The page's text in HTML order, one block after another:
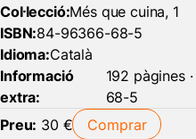
Col·lecció:Més que cuina, 1
ISBN:84-96366-68-5
Idioma:Català
Informació
extra:
192 pàgines
68-5
Preu: 30 € Comprar